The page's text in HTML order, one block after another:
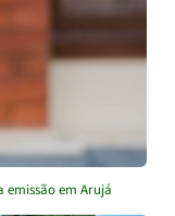
emissão em Arujá